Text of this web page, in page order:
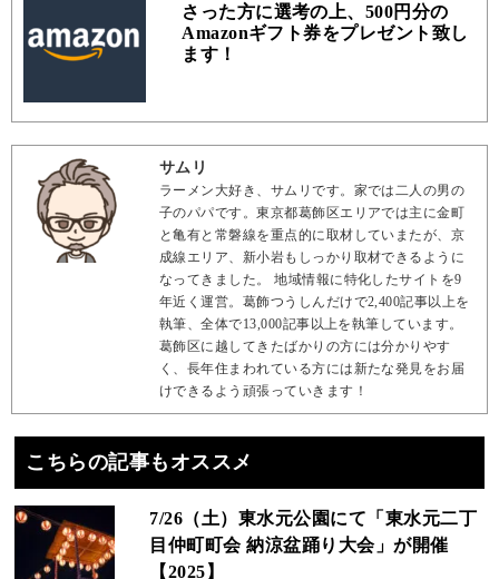
さった方に選考の上、500円分の
Amazonギフト券をプレゼント致し
ます！
サムリ
ラーメン大好き、サムリです。家では二人の男の
子のパパです。東京都葛飾区エリアでは主に金町
と亀有と常磐線を重点的に取材していまたが、京
成線エリア、新小岩もしっかり取材できるように
なってきました。 地域情報に特化したサイトを9
年近く運営。葛飾つうしんだけで2,400記事以上を
執筆、全体で13,000記事以上を執筆しています。
葛飾区に越してきたばかりの方には分かりやす
く、長年住まわれている方には新たな発見をお届
けできるよう頑張っていきます！
こちらの記事もオススメ
7/26（土）東水元公園にて「東水元二丁
目仲町町会 納涼盆踊り大会」が開催
【2025】